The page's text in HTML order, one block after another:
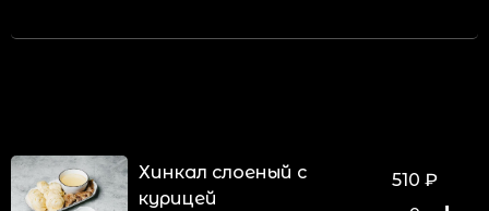
Хинкал слоеный с
курицей
510 ₽